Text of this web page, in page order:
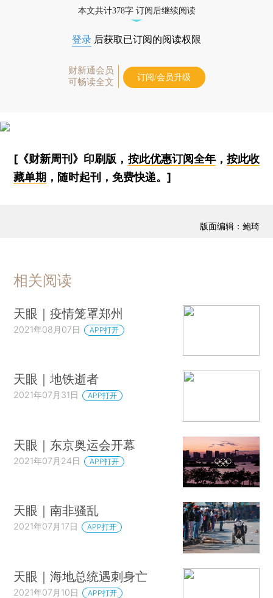
本文共计378字 订阅后继续阅读
登录 后获取已订阅的阅读权限
财新通会员
可畅读全文
订阅/会员升级
[《财新周刊》印刷版， 按此优惠订阅全年， 按此收
藏单期 ，随时起刊，免费快递。]
版面编辑：鲍琦
相关阅读
天眼｜疫情笼罩郑州
2021年08月07日 APP打开
天眼｜地铁逝者
2021年07月31日 APP打开
天眼｜东京奥运会开幕
2021年07月24日 APP打开
天眼｜南非骚乱
2021年07月17日 APP打开
天眼｜海地总统遇刺身亡
2021年07月10日 APP打开